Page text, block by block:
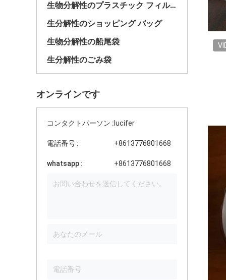
生物分解性のプラスチック フィルム
生分解性のショッピング バッグ
生物分解性の船尾袋
生分解性のごみ袋
オンラインです
コンタクトパーソン : lucifer
電話番号 : +8613776801668
whatsapp : +8613776801668